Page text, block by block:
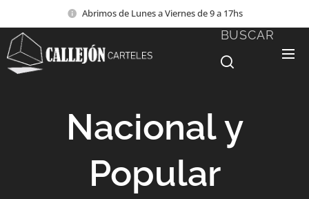
Abrimos de Lunes a Viernes de 9 a 17hs
BUSCAR
Nacional y
Popular